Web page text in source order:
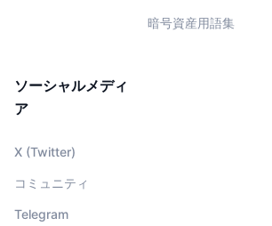
暗号資産用語集
ソーシャルメディ
ア
X (Twitter)
コミュニティ
Telegram